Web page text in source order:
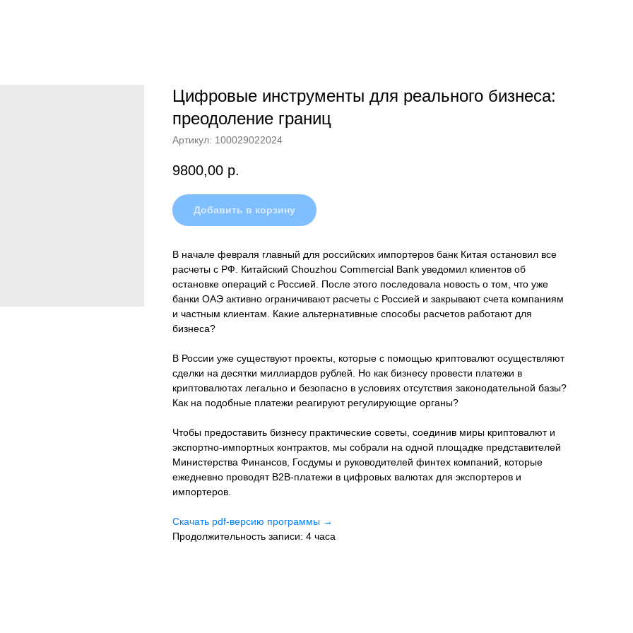
Цифровые инструменты для реального бизнеса:
преодоление границ
Артикул: 100029022024
9800,00 р.
Добавить в корзину
В начале февраля главный для российских импортеров банк Китая остановил все
расчеты с РФ. Китайский Chouzhou Commercial Bank уведомил клиентов об
остановке операций с Россией. После этого последовала новость о том, что уже
банки ОАЭ активно ограничивают расчеты с Россией и закрывают счета компаниям
и частным клиентам. Какие альтернативные способы расчетов работают для
бизнеса?
В России уже существуют проекты, которые с помощью криптовалют осуществляют
сделки на десятки миллиардов рублей. Но как бизнесу провести платежи в
криптовалютах легально и безопасно в условиях отсутствия законодательной базы?
Как на подобные платежи реагируют регулирующие органы?
Чтобы предоставить бизнесу практические советы, соединив миры криптовалют и
экспортно-импортных контрактов, мы собрали на одной площадке представителей
Министерства Финансов, Госдумы и руководителей финтех компаний, которые
ежедневно проводят B2B-платежи в цифровых валютах для экспортеров и
импортеров.
Скачать pdf-версию программы →
Продолжительность записи: 4 часа